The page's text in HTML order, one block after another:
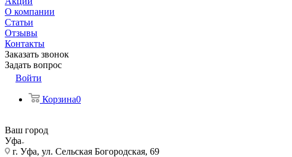
О компании
Статьи
Отзывы
Контакты
Заказать звонок
Задать вопрос
Войти
Корзина0
Ваш город
Уфа
г. Уфа, ул. Сельская Богородская, 69